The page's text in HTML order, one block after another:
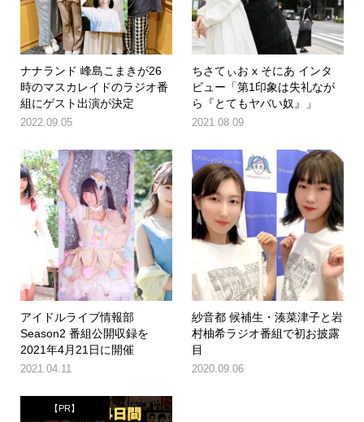
ナナランド 峰島こまきが26
時のマスカレイドのラジオ番
組にゲスト出演が決定
2022.09.05
ちさてぃお x そにあ インタ
ビュー「第1印象は失礼なが
ら『とてもヤバい奴』」
2021.08.09
アイドルライブ情報部
Season2 番組公開収録を
2021年4月21日に開催
2021.04.11
紗音都 候補生・湊菜津子と岩
村柚希ラジオ番組で初お披露
目
2020.09.06
【PR】